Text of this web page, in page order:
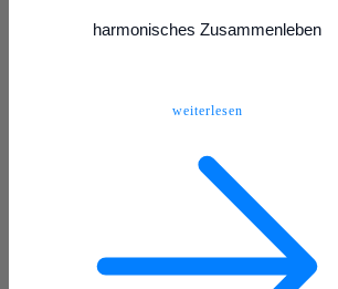
harmonisches Zusammenleben
weiterlesen